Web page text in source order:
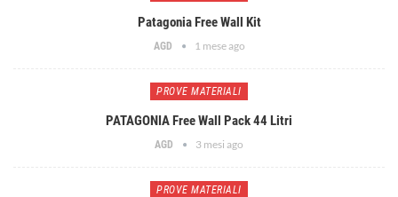
Patagonia Free Wall Kit
AGD 1 mese ago
PROVE MATERIALI
PATAGONIA Free Wall Pack 44 Litri
AGD 3 mesi ago
PROVE MATERIALI